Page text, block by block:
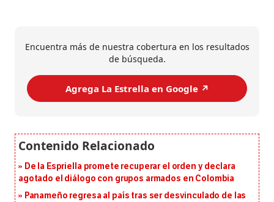
Encuentra más de nuestra cobertura en los resultados
de búsqueda.
Agrega La Estrella en Google ↗️
De la Espriella promete recuperar el orden y declara
agotado el diálogo con grupos armados en Colombia
Panameño regresa al país tras ser desvinculado de las